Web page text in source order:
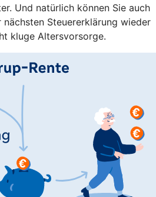
Und natürlich können Sie auch
Steuererklärung wieder
kluge Altersvorsorge.